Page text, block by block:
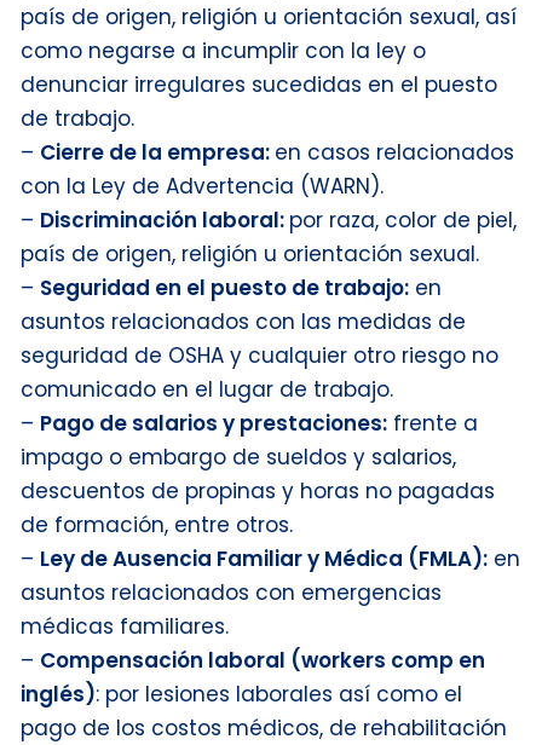
país de origen, religión u orientación sexual, así
como negarse a incumplir con la ley o
denunciar irregulares sucedidas en el puesto
de trabajo.
– Cierre de la empresa: en casos relacionados
con la Ley de Advertencia (WARN).
– Discriminación laboral: por raza, color de piel,
país de origen, religión u orientación sexual.
– Seguridad en el puesto de trabajo: en
asuntos relacionados con las medidas de
seguridad de OSHA y cualquier otro riesgo no
comunicado en el lugar de trabajo.
– Pago de salarios y prestaciones: frente a
impago o embargo de sueldos y salarios,
descuentos de propinas y horas no pagadas
de formación, entre otros.
– Ley de Ausencia Familiar y Médica (FMLA): en
asuntos relacionados con emergencias
médicas familiares.
– Compensación laboral (workers comp en
inglés): por lesiones laborales así como el
pago de los costos médicos, de rehabilitación